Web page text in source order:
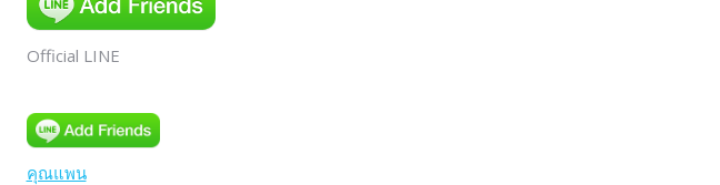
Official LINE
คุณแพน